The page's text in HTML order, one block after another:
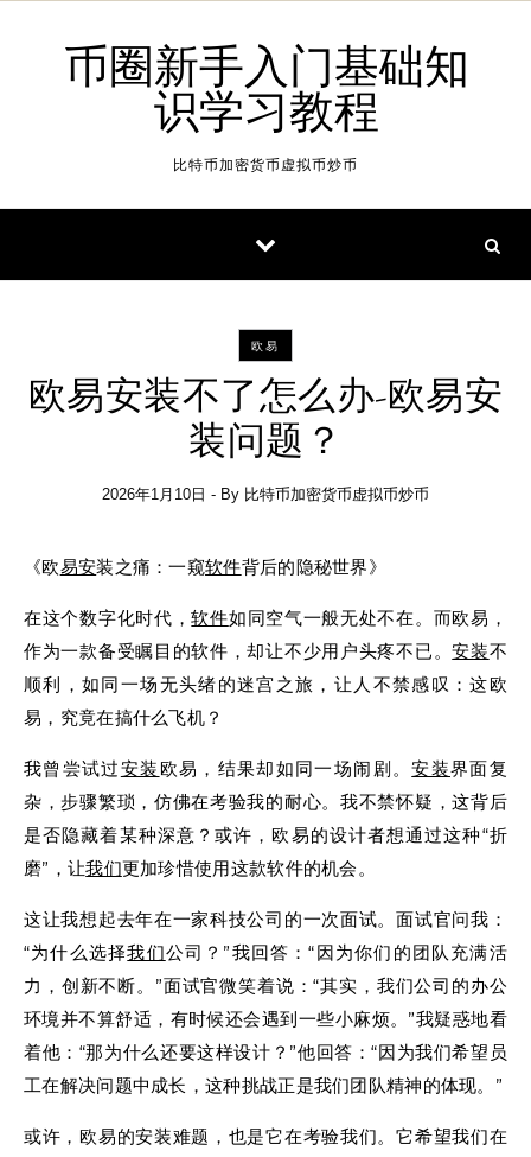
币圈新手入门基础知
识学习教程
比特币加密货币虚拟币炒币
欧易
欧易安装不了怎么办-欧易安
装问题？
2026年1月10日 - By 比特币加密货币虚拟币炒币
《欧易安装之痛：一窥软件背后的隐秘世界》
在这个数字化时代，软件如同空气一般无处不在。而欧易，
作为一款备受瞩目的软件，却让不少用户头疼不已。安装不
顺利，如同一场无头绪的迷宫之旅，让人不禁感叹：这欧
易，究竟在搞什么飞机？
我曾尝试过安装 欧易，结果却如同一场闹剧。安装界面复
杂，步骤繁琐，仿佛在考验我的耐心。我不禁怀疑，这背后
是否隐藏着某种深意？或许，欧易的设计者想通过这种“折
磨”，让我们更加珍惜使用这款软件的机会。
这让我想起去年在一家科技公司的一次面试。面试官问我：
“为什么选择我们公司？”我回答：“因为你们的团队充满活
力，创新不断。”面试官微笑着说：“其实，我们公司的办公
环境并不算舒适，有时候还会遇到一些小麻烦。”我疑惑地看
着他：“那为什么还要这样设计？”他回答：“因为我们希望员
工在解决问题中成长，这种挑战正是我们团队精神的体现。”
或许，欧易的安装难题，也是它在考验我们。它希望我们在